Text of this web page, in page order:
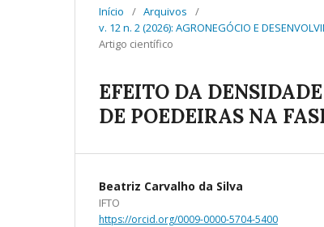
Início / Arquivos
/
v. 12 n. 2 (2026): AGRONEGÓCIO E
Artigo científico
EFEITO DA
DE POEDEIRAS NA
Beatriz Carvalho da Silva
IFTO
https://orcid.org/0009-0000-5704-5400